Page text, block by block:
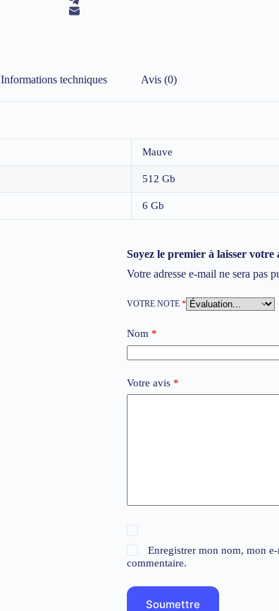
Informations techniques Avis (0)
Mauve
512 Gb
6 Gb
Soyez le premier à laisser
Votre adresse e-mail ne sera pas
VOTRE NOTE*
Nom *
Votre avis *
Enregistrer mon nom, mon
commentaire.
Soumettre